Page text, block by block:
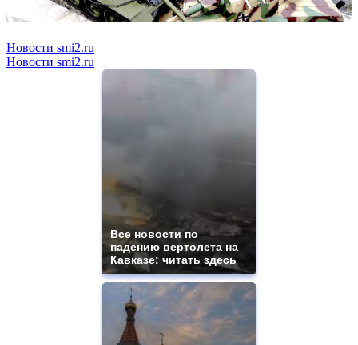
Новости smi2.ru
Новости smi2.ru
Все новости по
падению вертолета на
Кавказе: читать здесь